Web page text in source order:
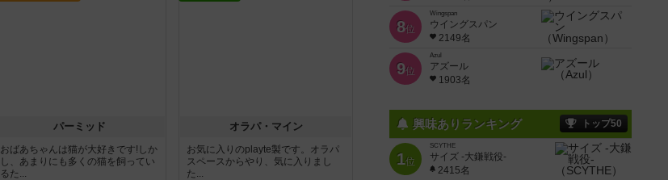
パーミッド
おばあちゃんは猫が大好きです!しか
し、あまりにも多くの猫を飼ってい
るた...
オラパ・マイン
お気に入りのplayte製です。オラパ
スペースからやり、気に入りまし
た...
8位
Wingspan
ウイングスパン
2149名
9位
Azul
アズール
1903名
興味ありランキング トップ50
1位
SCYTHE
サイズ -大鎌戦役-
2415名